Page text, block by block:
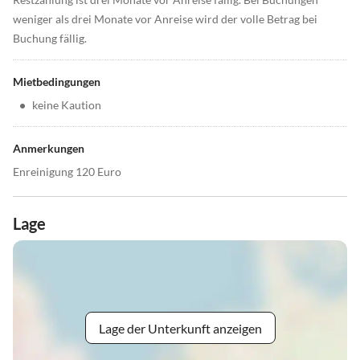
weniger als drei Monate vor Anreise wird der volle Betrag bei
Buchung fällig.
Mietbedingungen
• keine Kaution
Anmerkungen
Enreinigung 120 Euro
Lage
Lage der Unterkunft anzeigen